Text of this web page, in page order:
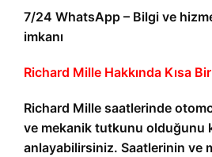
7/24 WhatsApp – Bilgi ve
imkanı
Richard Mille Hakkında Kısa
Richard Mille saatlerinde
ve mekanik tutkunu olduğunu
anlayabilirsiniz. Saatlerinin ve